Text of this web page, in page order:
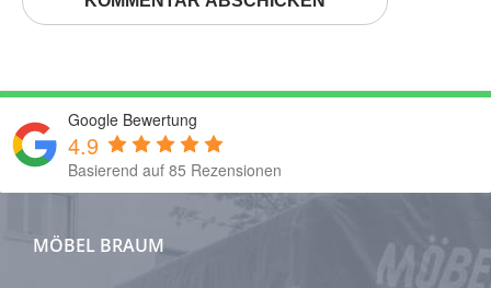
Google Bewertung
4.9
Basierend auf 85 Rezensionen
MÖBEL BRAUM